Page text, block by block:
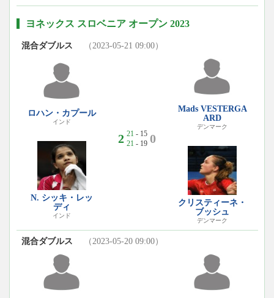
ヨネックス スロベニア オープン 2023
混合ダブルス （2023-05-21 09:00）
ロハン・カプール
インド
N. シッキ・レッ
ディ
インド
2 21 - 15
21 - 19 0
Mads VESTERGA
ARD
デンマーク
クリスティーネ・
ブッシュ
デンマーク
混合ダブルス （2023-05-20 09:00）